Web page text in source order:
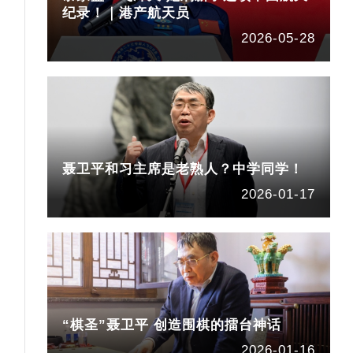
纪录！｜港产航天员
2026-05-28
聂卫平和习主席是老熟人？中学同学！
2026-01-17
“棋圣”聂卫平 创造围棋的擂台神话